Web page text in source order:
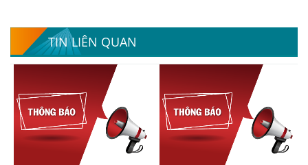
TIN LIÊN QUAN